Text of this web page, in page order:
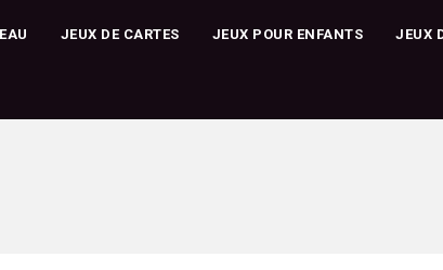
JEUX DE CARTES JEUX POUR ENFANTS JEUX